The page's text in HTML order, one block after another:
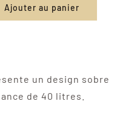
Ajouter au panier
un design sobre
de 40 litres.